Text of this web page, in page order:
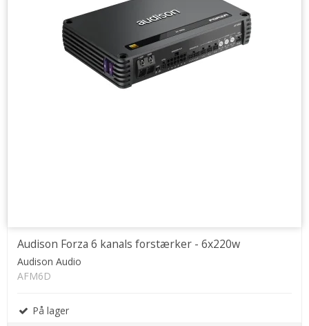
Audison Forza 6 kanals forstærker - 6x220w
Audison Audio
AFM6D
På lager